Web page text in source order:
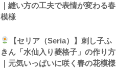
｜縫い方の工夫で表情が変わる春
模様
【セリア（Seria）】刺し子ふ
きん「水仙入り菱格子」の作り方
｜元気いっぱいに咲く春の花模様